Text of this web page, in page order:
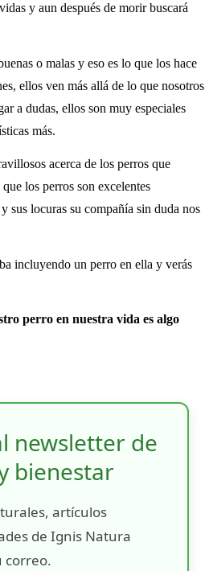
y aun después de morir buscará
o malas y eso es lo que los hace
ellos ven más allá de lo que nosotros
a dudas, ellos son muy especiales
más.
acerca de los perros que
los perros son excelentes
sus locuras su compañía sin duda nos
incluyendo un perro en ella y verás
perro en nuestra vida es algo
newsletter de
bienestar
artículos
de Ignis Natura
correo.